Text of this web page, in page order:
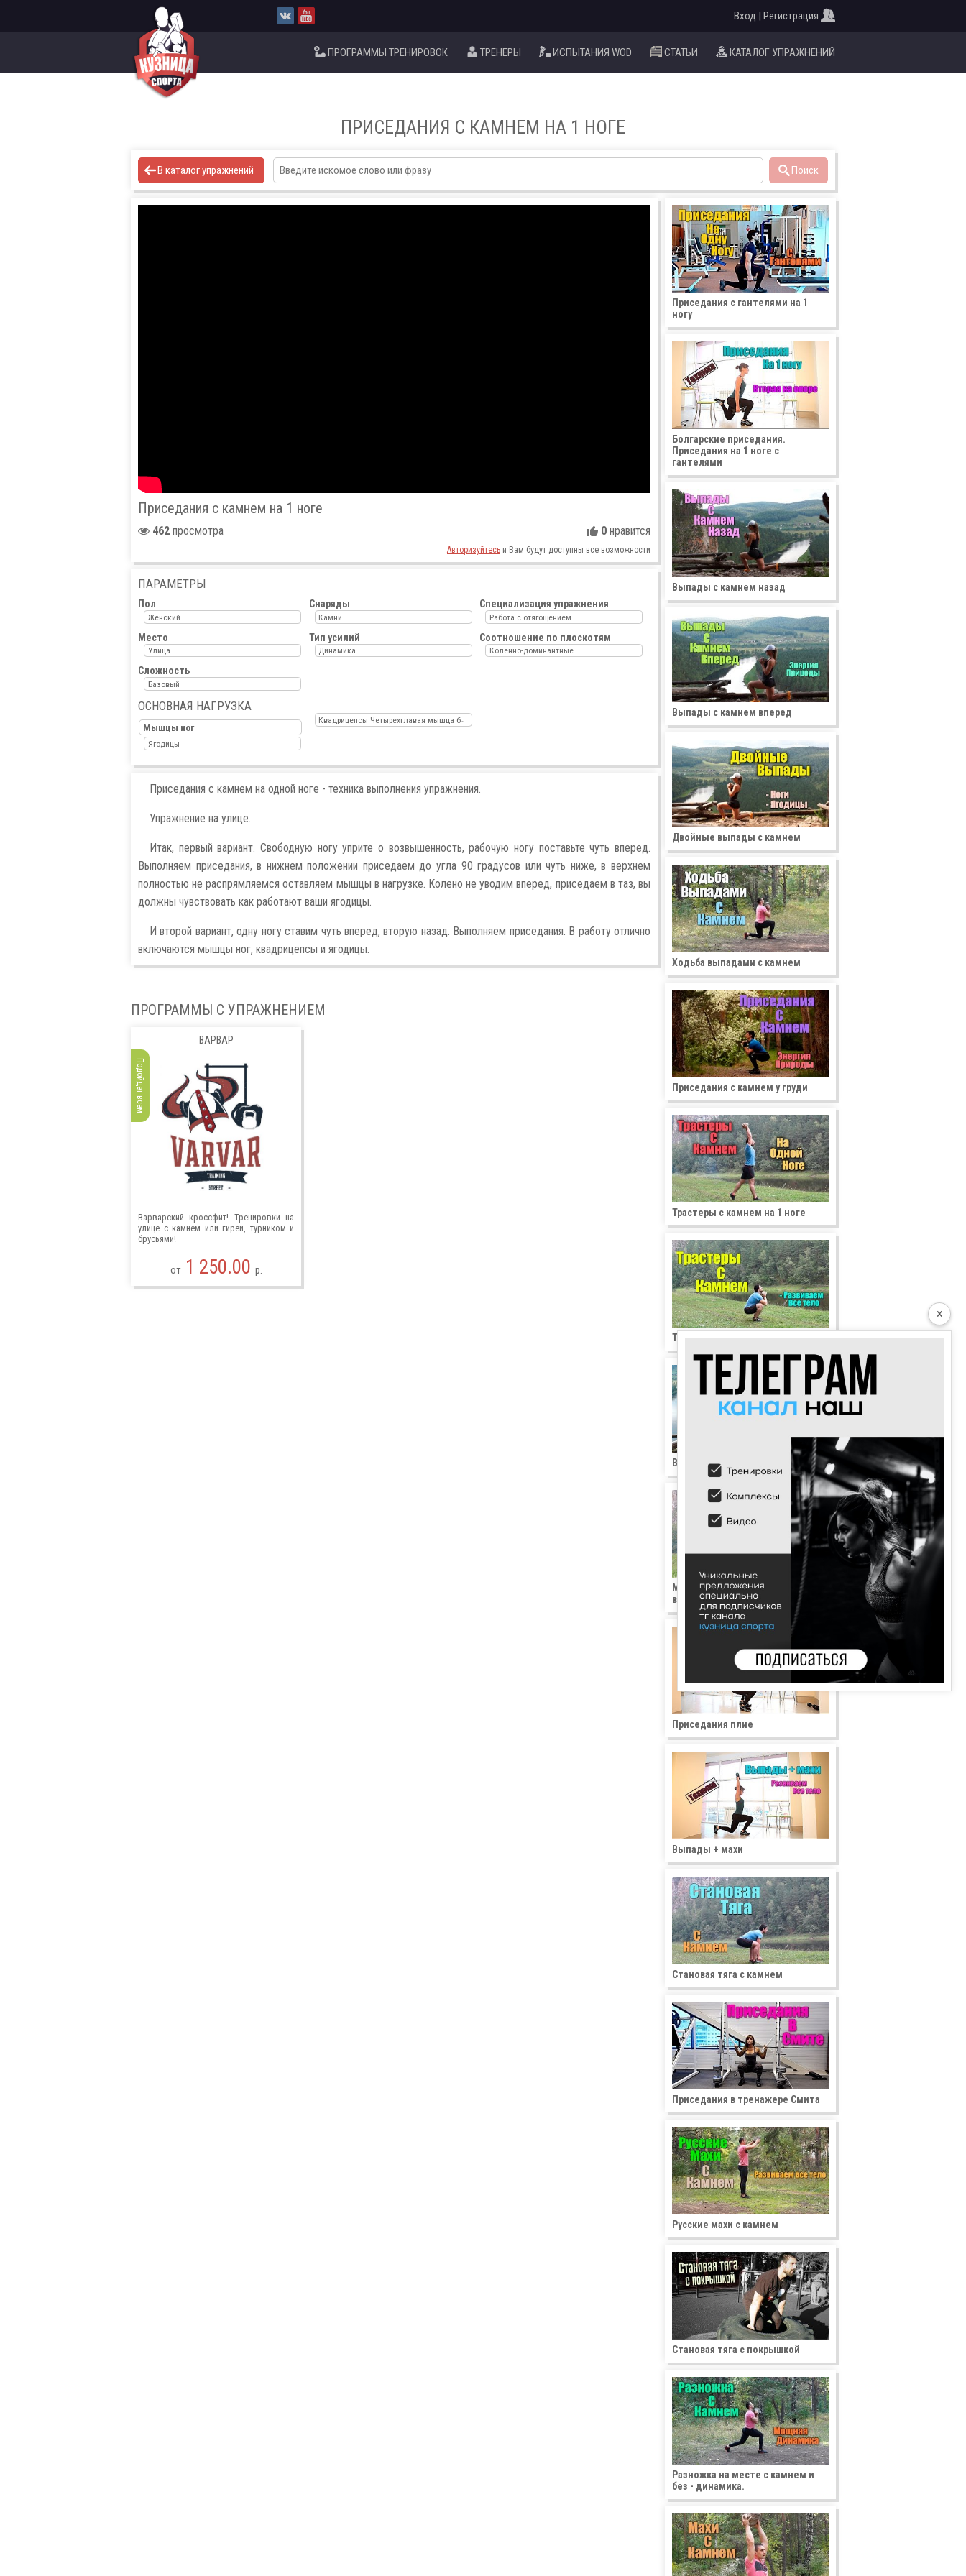
Вход | Регистрация
ПРОГРАММЫ ТРЕНИРОВОК ТРЕНЕРЫ ИСПЫТАНИЯ WOD СТАТЬИ КАТАЛОГ УПРАЖНЕНИЙ
ПРИСЕДАНИЯ С КАМНЕМ НА 1 НОГЕ
В каталог упражнений Поиск
Приседания с камнем на 1 ноге
462 просмотра 0 нравится
Авторизуйтесь и Вам будут доступны все возможности
ПАРАМЕТРЫ
Пол
Женский
Место
Улица
Сложность
Базовый
Снаряды
Камни
Тип усилий
Динамика
Специализация упражнения
Работа с отягощением
Соотношение по плоскотям
Коленно-доминантные
ОСНОВНАЯ НАГРУЗКА
Мышцы ног
Ягодицы
Квадрицепсы Четырехглавая мышца бедра
Приседания с камнем на одной ноге - техника выполнения упражнения.
Упражнение на улице.
Итак, первый вариант. Свободную ногу уприте о возвышенность, рабочую ногу поставьте чуть вперед.
Выполняем приседания, в нижнем положении приседаем до угла 90 градусов или чуть ниже, в верхнем
полностью не распрямляемся оставляем мышцы в нагрузке. Колено не уводим вперед, приседаем в таз, вы
должны чувствовать как работают ваши ягодицы.
И второй вариант, одну ногу ставим чуть вперед, вторую назад. Выполняем приседания. В работу отлично
включаются мышцы ног, квадрицепсы и ягодицы.
ПРОГРАММЫ С УПРАЖНЕНИЕМ
ВАРВАР
Подойдет всем
Варварский кроссфит! Тренировки на
улице с камнем или гирей, турником и
брусьями!
от1 250.00 р.
Приседания с гантелями на 1
ногу
Болгарские приседания.
Приседания на 1 ноге с
гантелями
Выпады с камнем назад
Выпады с камнем вперед
Двойные выпады с камнем
Ходьба выпадами с камнем
Приседания с камнем у груди
Трастеры с камнем на 1 ноге
Трастеры с камнем
Выпрыгивание с камнем у груди
Мертвая тяга с камнем - 2
варианта
Приседания плие
Выпады + махи
Становая тяга с камнем
Приседания в тренажере Смита
Русские махи с камнем
Становая тяга с покрышкой
Разножка на месте с камнем и
без - динамика.
×